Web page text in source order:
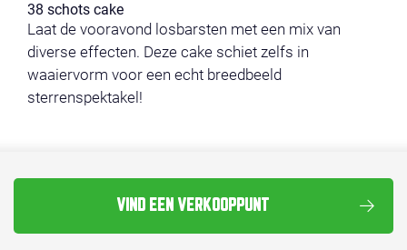
38 schots cake
Laat de vooravond losbarsten met een mix van
diverse effecten. Deze cake schiet zelfs in
waaiervorm voor een echt breedbeeld
sterrenspektakel!
VIND EEN VERKOOPPUNT